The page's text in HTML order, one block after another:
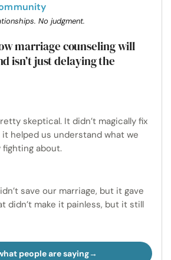
No judgment.
marriage counseling will
isn’t just delaying the
skeptical. It didn’t magically fix
helped us understand what we
about.
save our marriage, but it gave
didn’t make it painless, but it still
people are saying